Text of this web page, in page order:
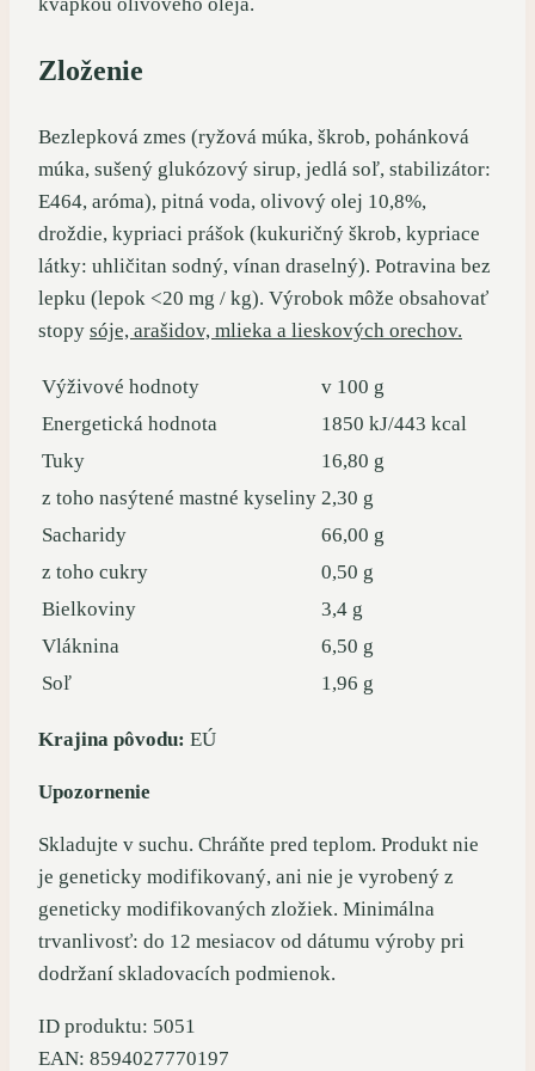
Zloženie
Bezlepková zmes (ryžová múka, škrob, pohánková
múka, sušený glukózový sirup, jedlá soľ, stabilizátor:
E464, aróma), pitná voda, olivový olej 10,8%,
droždie, kypriaci prášok (kukuričný škrob, kypriace
látky: uhličitan sodný, vínan draselný). Potravina bez
lepku (lepok <20 mg / kg). Výrobok môže obsahovať
stopy sóje, arašidov, mlieka a lieskových orechov.
Výživové hodnoty
v 100 g
Energetická hodnota
1850 kJ/443 kcal
Tuky
16,80 g
z toho nasýtené mastné kyseliny 2,30 g
Sacharidy
66,00 g
z toho cukry
0,50 g
Bielkoviny
3,4 g
Vláknina
6,50 g
Soľ
1,96 g
Krajina pôvodu: EÚ
Upozornenie
Skladujte v suchu. Chráňte pred teplom. Produkt nie
je geneticky modifikovaný, ani nie je vyrobený z
geneticky modifikovaných zložiek. Minimálna
trvanlivosť: do 12 mesiacov od dátumu výroby pri
dodržaní skladovacích podmienok.
ID produktu: 5051
EAN: 8594027770197